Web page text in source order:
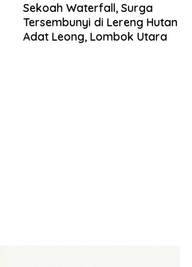
Sekoah Waterfall, Surga
Tersembunyi di Lereng Hutan
Adat Leong, Lombok Utara